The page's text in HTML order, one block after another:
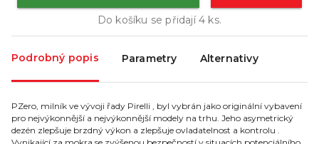
Do košíku se přidají4 ks.
Podrobný popis Parametry Alternativy
PZero, milník ve vývoji řady Pirelli , byl vybrán jako originální vybavení
pro nejvýkonnější a nejvýkonnější modely na trhu. Jeho asymetrický
dezén zlepšuje brzdný výkon a zlepšuje ovladatelnost a kontrolu .